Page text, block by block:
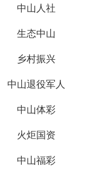
中山人社
生态中山
乡村振兴
中山退役军人
中山体彩
火炬国资
中山福彩